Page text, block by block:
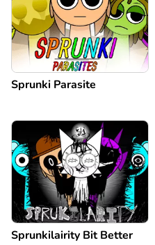
Sprunki Parasite
Sprunkilairity Bit Better